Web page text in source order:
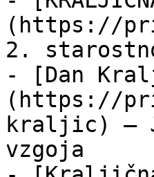
(https://
2.
- [Dan
(https://
kraljic) —
vzgoja